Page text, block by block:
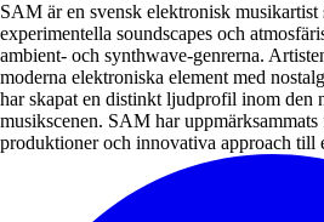
SAM är en svensk elektronisk musikartist
experimentella soundscapes och
ambient- och synthwave-genrerna.
moderna elektroniska element med
har skapat en distinkt ljudprofil inom den
musikscenen. SAM har
produktioner och innovativa approach till